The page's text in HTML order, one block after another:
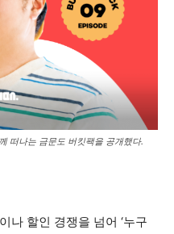
떠나는 금문도 버킷팩을 공개했다.
나 할인 경쟁을 넘어 ‘누구